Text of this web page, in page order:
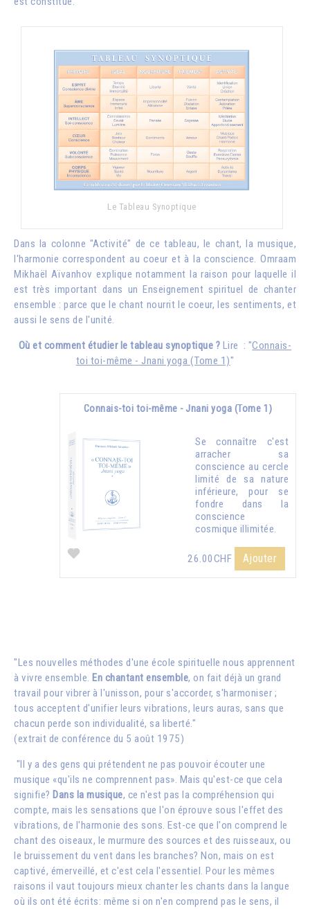
Le Tableau Synoptique
Dans la colonne "Activité" de ce tableau, le chant, la musique,
l'harmonie correspondent au coeur et à la conscience. Omraam
Mikhaël Aïvanhov explique notamment la raison pour laquelle il
est très important dans un Enseignement spirituel de chanter
ensemble : parce que le chant nourrit le coeur, les sentiments, et
aussi le sens de l'unité.
Où et comment étudier le tableau synoptique ? Lire : "Connais-
toi toi-même - Jnani yoga (Tome 1)"
Connais-toi toi-même - Jnani yoga (Tome 1)
Se connaître c'est
arracher sa
conscience au cercle
limité de sa nature
inférieure, pour se
fondre dans la
conscience
cosmique illimitée.
26.00CHF Ajouter
"Les nouvelles méthodes d'une école spirituelle nous apprennent
à vivre ensemble. En chantant ensemble, on fait déjà un grand
travail pour vibrer à l'unisson, pour s'accorder, s'harmoniser ;
tous acceptent d'unifier leurs vibrations, leurs auras, sans que
chacun perde son individualité, sa liberté."
(extrait de conférence du 5 août 1975)
"Il y a des gens qui prétendent ne pas pouvoir écouter une
musique «qu'ils ne comprennent pas». Mais qu'est-ce que cela
signifie? Dans la musique, ce n'est pas la compréhension qui
compte, mais les sensations que l'on éprouve sous l'effet des
vibrations, de l'harmonie des sons. Est-ce que l'on comprend le
chant des oiseaux, le murmure des sources et des ruisseaux, ou
le bruissement du vent dans les branches? Non, mais on est
captivé, émerveillé, et c'est cela l'essentiel. Pour les mêmes
raisons il vaut toujours mieux chanter les chants dans la langue
où ils ont été écrits: même si on n'en comprend pas le sens, il